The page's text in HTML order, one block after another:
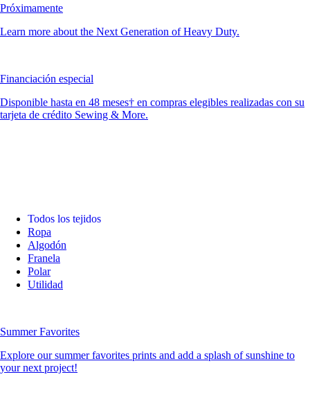
Próximamente
Learn more about the Next Generation of Heavy Duty.
Financiación especial
Disponible hasta en 48 meses† en compras elegibles realizadas con su
tarjeta de crédito Sewing & More.
Todos los tejidos
Ropa
Algodón
Franela
Polar
Utilidad
Summer Favorites
Explore our summer favorites prints and add a splash of sunshine to
your next project!